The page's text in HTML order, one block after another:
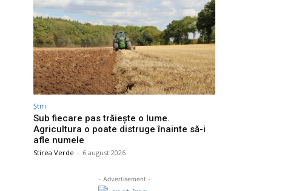
Știri
Sub fiecare pas trăiește o lume.
Agricultura o poate distruge înainte să-i
afle numele
Stirea Verde - 6 august 2026
- Advertisement -